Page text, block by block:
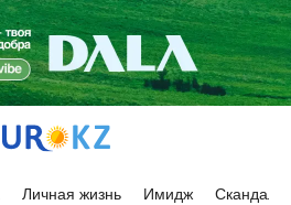
Личная жизнь Имидж Скандалы